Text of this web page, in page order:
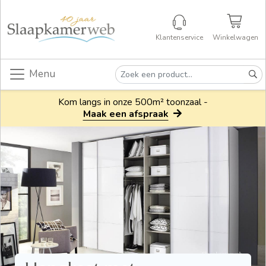
Klantenservice Winkelwagen
Menu
Kom langs in onze 500m² toonzaal -
Maak een afspraak